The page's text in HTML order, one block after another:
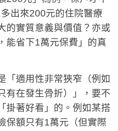
出來200元的住院醫療
的實質意義與價值？亦或
能省下1萬元保費」的真
「適用性非常狹窄（例如
有在發生骨折）」，要不
掛著好看」的。例如某搭
保額只有1萬元（但實際